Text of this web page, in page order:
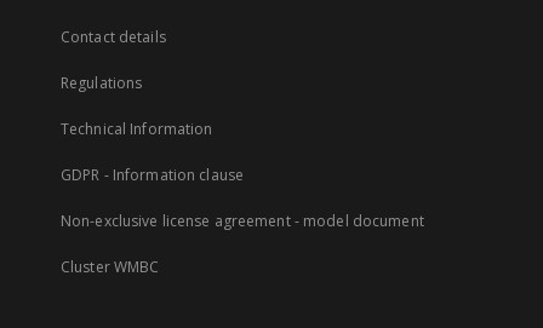
Contact details
Regulations
Technical Information
GDPR - Information clause
Non-exclusive license agreement - model document
Cluster WMBC